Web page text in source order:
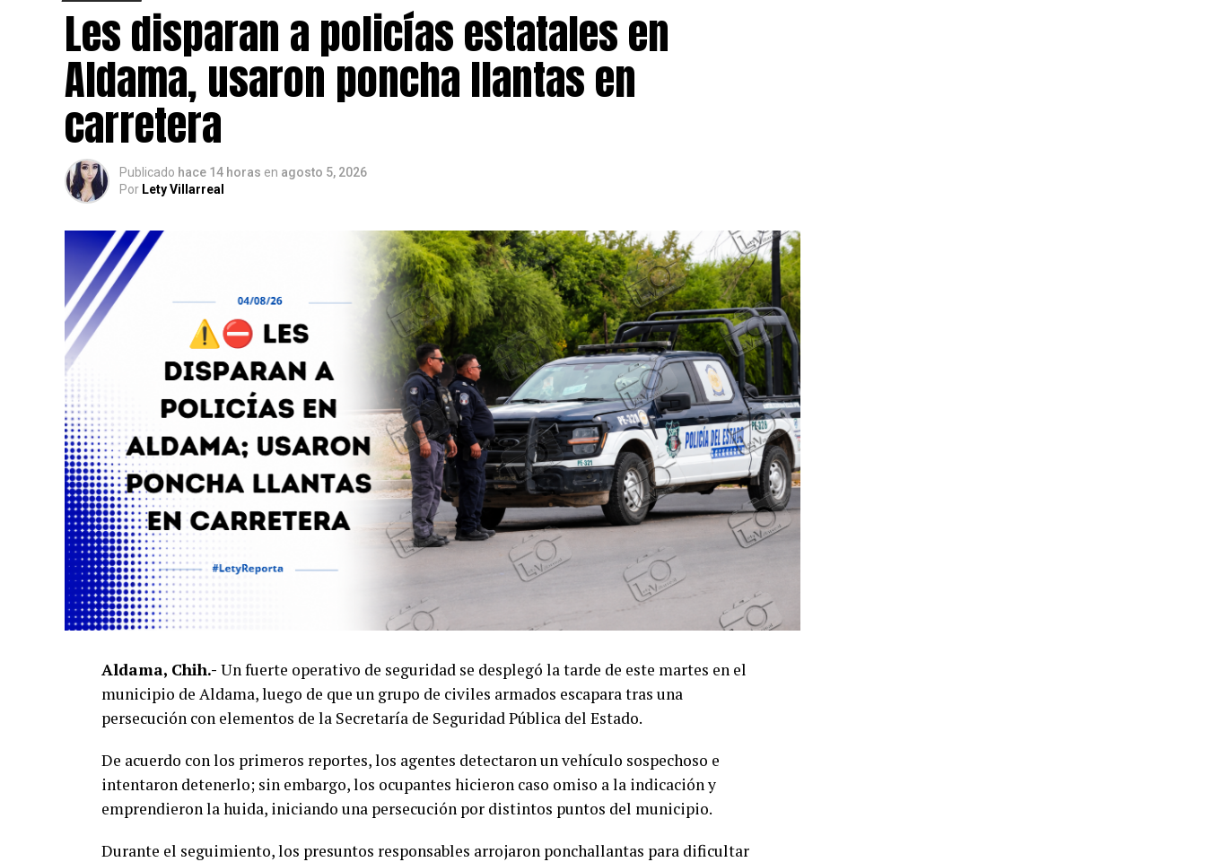
Les disparan a policías estatales en
Aldama, usaron poncha llantas en
carretera
Publicado hace 14 horas en agosto 5, 2026
Por Lety Villarreal
Aldama, Chih.- Un fuerte operativo de seguridad se desplegó la tarde de este martes en el
municipio de Aldama, luego de que un grupo de civiles armados escapara tras una
persecución con elementos de la Secretaría de Seguridad Pública del Estado.
De acuerdo con los primeros reportes, los agentes detectaron un vehículo sospechoso e
intentaron detenerlo; sin embargo, los ocupantes hicieron caso omiso a la indicación y
emprendieron la huida, iniciando una persecución por distintos puntos del municipio.
Durante el seguimiento, los presuntos responsables arrojaron ponchallantas para dificultar